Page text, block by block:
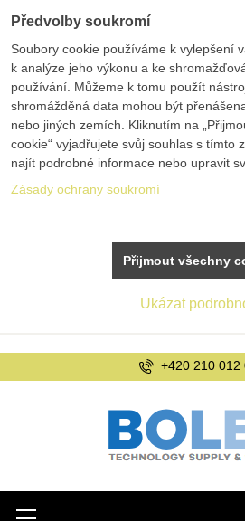
Předvolby soukromí
Soubory cookie používáme k vylepšení
k analýze jeho výkonu a ke
používání. Můžeme k tomu použít
shromážděná data mohou být
nebo jiných zemích. Kliknutím na
cookie“ vyjadřujete svůj souhlas s tímto
najít podrobné informace nebo upravit
Zásady ochrany soukromí
Ukázat
Přijmout všechny